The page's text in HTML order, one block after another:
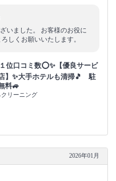
いました。 お客様のお役に
しくお願いいたします。
位口コミ数⭕✨【優良サービ
】✨大手ホテルも清掃🎵 駐
料🚙
クリーニング
2026年01月